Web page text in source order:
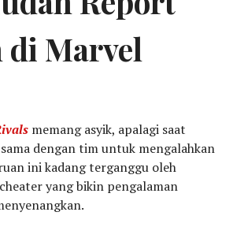
di Marvel
memang asyik, apalagi saat
dengan tim untuk mengalahkan
ini kadang terganggu oleh
yang bikin pengalaman